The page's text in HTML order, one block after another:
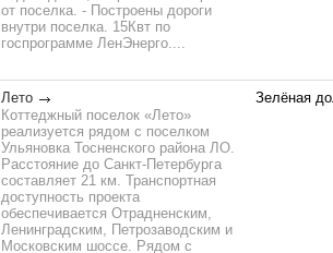
от поселка. - Построены дороги
внутри поселка. 15Квт по
госпрограмме ЛенЭнерго....
Лето
Коттеджный поселок «Лето»
реализуется рядом с поселком
Ульяновка Тосненского района ЛО.
Расстояние до Санкт-Петербурга
составляет 21 км. Транспортная
доступность проекта
обеспечивается Отрадненским,
Ленинградским, Петрозаводским и
Московским шоссе. Рядом с
Зелёная